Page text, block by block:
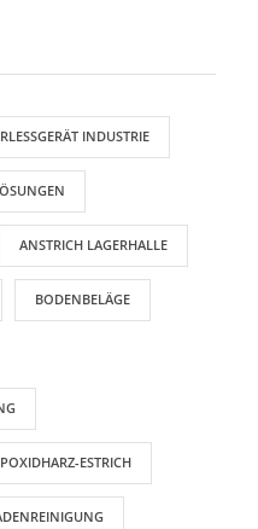
INDUSTRIE
ANSTRICH LAGERHALLE
BODENBELÄGE
ESTRICH